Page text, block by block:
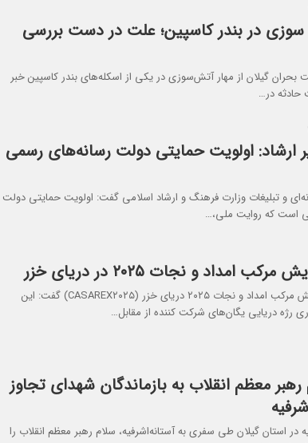
در بندر کاسپین؛ علت در دست بررسی
بحران گیلان از مهار آتش‌سوزی در یکی از اسکله‌های بندر کاسپین خبر
در…
ارشاد: اولویت حمایتی دولت رسانه‌های رسمی
و تبلیغات وزارت فرهنگ و ارشاد اسلامی گفت: اولویت حمایتی دولت
است که روایت ملی،…
امداد و نجات ۲۰۲۵ در دریای خزر
سخنگوی رزمایش مرکب امداد و نجات ۲۰۲۵ دریای خزر (CASAREX۲۰۲۵) گفت: این
رژه دریایی یگان‌های شرکت کننده از مقابل…
رهبر معظم انقلاب به بازماندگان شهدای تجاوز
در استان گیلان طی سفری به آستانه‌اشرفیه، سلام رهبر معظم انقلاب را